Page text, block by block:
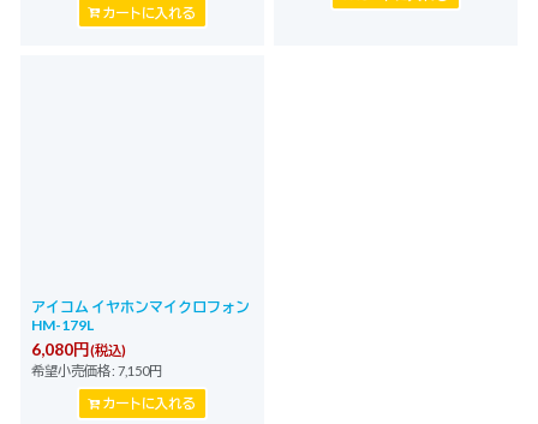
カートに入れる
アイコム イヤホンマイクロフォン
HM-179L
6,080円(税込)
希望小売価格: 7,150円
カートに入れる